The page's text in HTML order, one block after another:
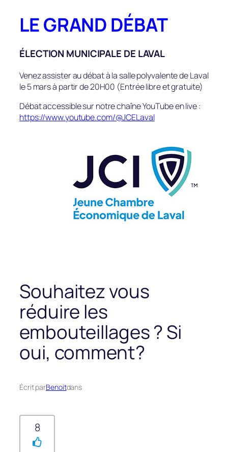
LE GRAND DÉBAT
ÉLECTION MUNICIPALE DE LAVAL
Venez assister au débat à la salle polyvalente de Laval
le 5 mars à partir de 20H00 (Entrée libre et gratuite)
Débat accessible sur notre chaîne YouTube en live :
https://www.youtube.com/@JCELaval
Souhaitez vous
réduire les
embouteillages ? Si
oui, comment?
Écrit parBenoitdans
8